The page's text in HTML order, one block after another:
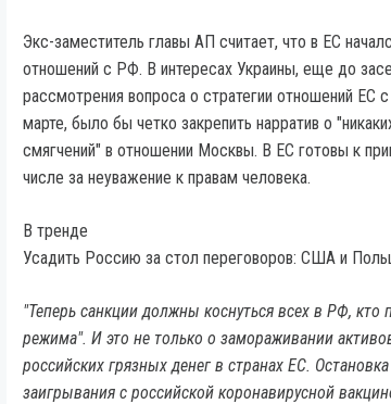
Экс-заместитель главы АП считает, что в ЕС
отношений с РФ. В интересах Украины, еще до
рассмотрения вопроса о стратегии отношений ЕС
марте, было бы четко закрепить нарратив о
смягчений" в отношении Москвы. В ЕС готовы к
числе за неуважение к правам человека.
В тренде
Усадить Россию за стол переговоров: США и
"Теперь санкции должны коснуться всех в РФ, кто
режима". И это не только о замораживании
российских грязных денег в странах ЕС.
заигрывания с российской коронавирусной